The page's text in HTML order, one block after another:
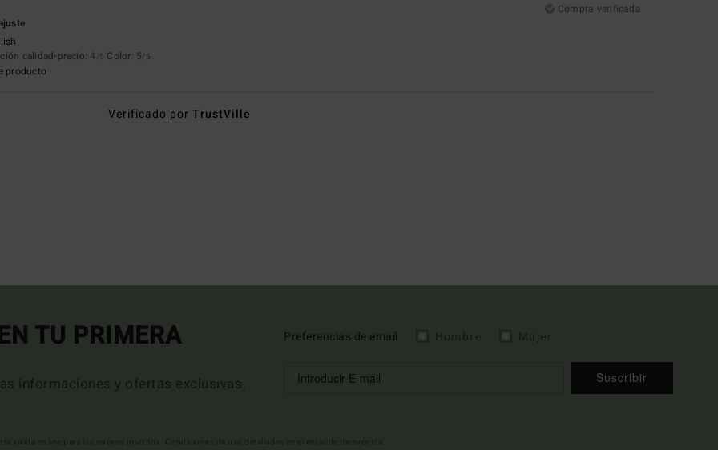
Compra verificada
calidad-precio: 4 /5 Color: 5/5
producto
Verificado por TrustVille
TU PRIMERA
informaciones y ofertas exclusivas.
Preferencias de email
Suscribir